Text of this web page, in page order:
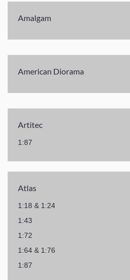
Amalgam
American Diorama
Artitec
1:87
Atlas
1:18 & 1:24
1:43
1:72
1:64 & 1:76
1:87